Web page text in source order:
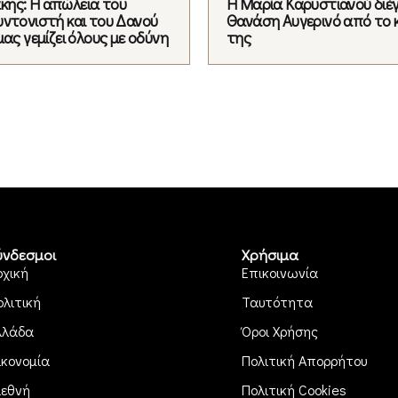
και του Δανού
γεμίζει όλους με οδύνη
Θανάση Αυγερινό από το
της
Χρήσιμα
Επικοινωνία
Ταυτότητα
Όροι Χρήσης
Πολιτική Απορρήτου
Πολιτική Cookies